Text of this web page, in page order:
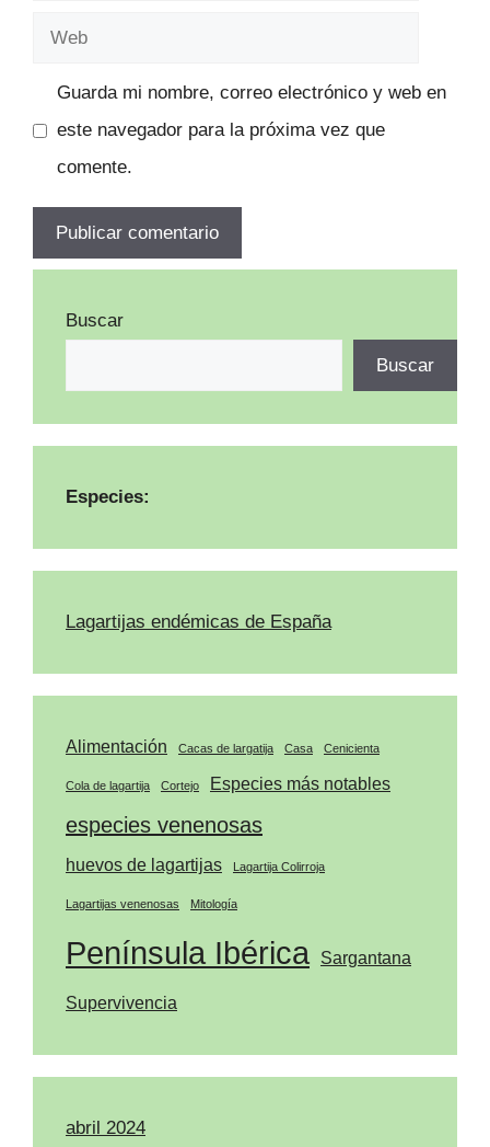
Web
Guarda mi nombre, correo electrónico y web en
este navegador para la próxima vez que
comente.
Buscar
Buscar
Especies:
Lagartijas endémicas de España
Alimentación Cacas de largatija Casa Cenicienta
Cola de lagartija Cortejo Especies más notables
especies venenosas
huevos de lagartijas Lagartija Colirroja
Lagartijas venenosas Mitología
Península Ibérica Sargantana
Supervivencia
abril 2024